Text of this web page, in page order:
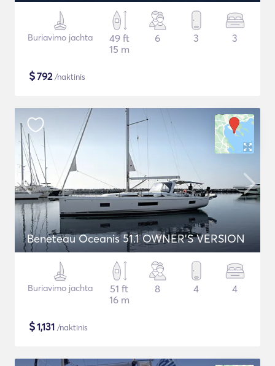
Buriavimo jachta
49 ft
15 m
6 3 3
$792/naktinis
Beneteau Oceanis 51.1 OWNER'S VERSION
Buriavimo jachta
51 ft
16 m
8 4 4
$1,131 /naktinis